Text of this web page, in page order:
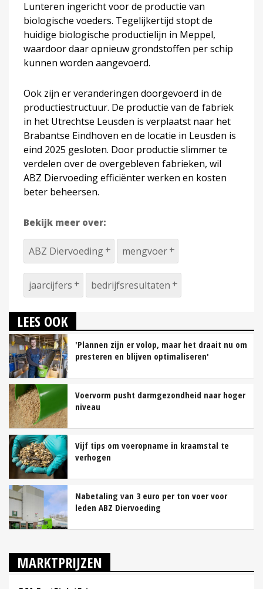
Lunteren ingericht voor de productie van
biologische voeders. Tegelijkertijd stopt de
huidige biologische productielijn in Meppel,
waardoor daar opnieuw grondstoffen per schip
kunnen worden aangevoerd.
Ook zijn er veranderingen doorgevoerd in de
productiestructuur. De productie van de fabriek
in het Utrechtse Leusden is verplaatst naar het
Brabantse Eindhoven en de locatie in Leusden is
eind 2025 gesloten. Door productie slimmer te
verdelen over de overgebleven fabrieken, wil
ABZ Diervoeding efficiënter werken en kosten
beter beheersen.
Bekijk meer over:
ABZ Diervoeding mengvoer
jaarcijfers bedrijfsresultaten
LEES OOK
'Plannen zijn er volop, maar het draait nu om
presteren en blijven optimaliseren'
Voervorm pusht darmgezondheid naar hoger
niveau
Vijf tips om voeropname in kraamstal te
verhogen
Nabetaling van 3 euro per ton voer voor
leden ABZ Diervoeding
MARKTPRIJZEN